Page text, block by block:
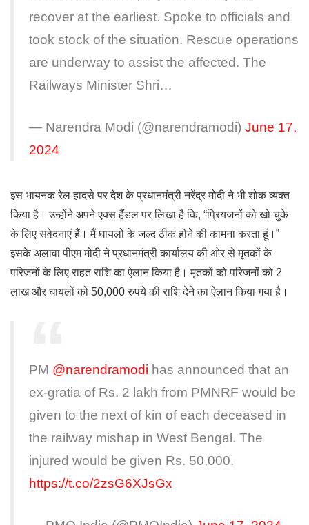
recover at the earliest. Spoke to officials and
took stock of the situation. Rescue operations
are underway to assist the affected. The
Railways Minister Shri…
— Narendra Modi (@narendramodi) June 17,
2024
इस भायनक रेल हादसे पर देश के प्रधानमंत्री नरेंद्र मोदी ने भी शोक व्यक्त
किया है। उन्होंने अपने एक्स हैंडल पर लिखा है कि, “प्रियजनों को खो चुके
के लिए संवेदनाएं हैं। मैं घायलों के जल्द ठीक होने की कामना करता हूं।”
इसके अलावा पीएम मोदी ने प्रधानमंत्री कार्यालय की ओर से मृतकों के
परिजनों के लिए राहत राशि का ऐलान किया है। मृतकों को परिजनों को 2
लाख और घायलों को 50,000 रुपये की राशि देने का ऐलान किया गया है।
PM @narendramodi has announced that an
ex-gratia of Rs. 2 lakh from PMNRF would be
given to the next of kin of each deceased in
the railway mishap in West Bengal. The
injured would be given Rs. 50,000.
https://t.co/2zsG6XJsGx